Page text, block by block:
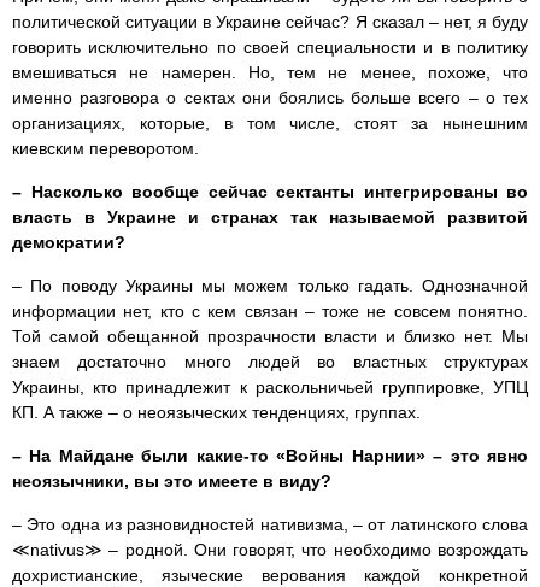
политической ситуации в Украине сейчас? Я сказал – нет, я буду
говорить исключительно по своей специальности и в политику
вмешиваться не намерен. Но, тем не менее, похоже, что
именно разговора о сектах они боялись больше всего – о тех
организациях, которые, в том числе, стоят за нынешним
киевским переворотом.
– Насколько вообще сейчас сектанты интегрированы во
власть в Украине и странах так называемой развитой
демократии?
– По поводу Украины мы можем только гадать. Однозначной
информации нет, кто с кем связан – тоже не совсем понятно.
Той самой обещанной прозрачности власти и близко нет. Мы
знаем достаточно много людей во властных структурах
Украины, кто принадлежит к раскольничьей группировке, УПЦ
КП. А также – о неоязыческих тенденциях, группах.
– На Майдане были какие-то «Войны Нарнии» – это явно
неоязычники, вы это имеете в виду?
– Это одна из разновидностей нативизма, – от латинского слова
≪nativus≫ – родной. Они говорят, что необходимо возрождать
дохристианские, языческие верования каждой конкретной